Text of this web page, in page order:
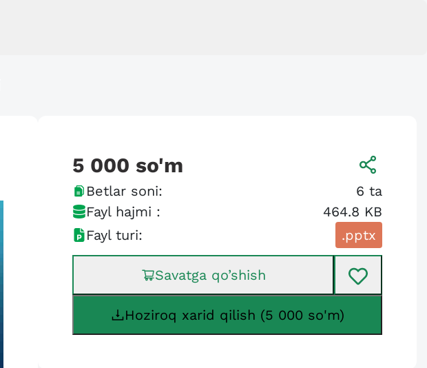
5 000 so'm
Betlar soni: 6 ta
Fayl hajmi :
464.8 KB
Fayl turi:
.pptx
Savatga qo’shish
Hoziroq xarid qilish (5 000 so'm)